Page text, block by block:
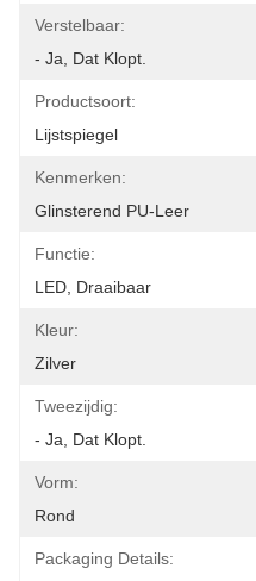
Verstelbaar:
- Ja, Dat Klopt.
Productsoort:
Lijstspiegel
Kenmerken:
Glinsterend PU-Leer
Functie:
LED, Draaibaar
Kleur:
Zilver
Tweezijdig:
- Ja, Dat Klopt.
Vorm:
Rond
Packaging Details: